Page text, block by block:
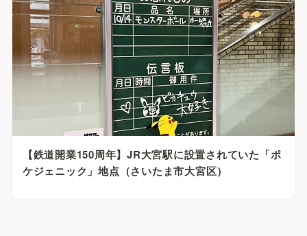
【鉄道開業150周年】JR大宮駅に設置されていた「ポ
ケジェニック」地点（さいたま市大宮区）